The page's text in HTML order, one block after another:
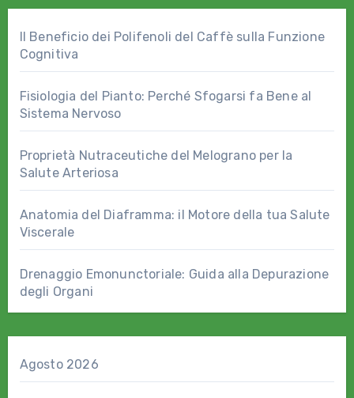
Il Beneficio dei Polifenoli del Caffè sulla Funzione
Cognitiva
Fisiologia del Pianto: Perché Sfogarsi fa Bene al
Sistema Nervoso
Proprietà Nutraceutiche del Melograno per la
Salute Arteriosa
Anatomia del Diaframma: il Motore della tua Salute
Viscerale
Drenaggio Emonunctoriale: Guida alla Depurazione
degli Organi
Agosto 2026